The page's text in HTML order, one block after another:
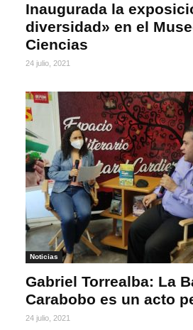
Inaugurada la
diversidad» en el
Ciencias
24 julio, 2021
Noticias
Gabriel Torrealba: La
Carabobo es un acto
24 julio, 2021